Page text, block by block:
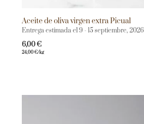
Aceite de oliva virgen extra Picual
Entrega estimada el 9 - 15 septiembre, 2026
6,00€
24,00€/kg